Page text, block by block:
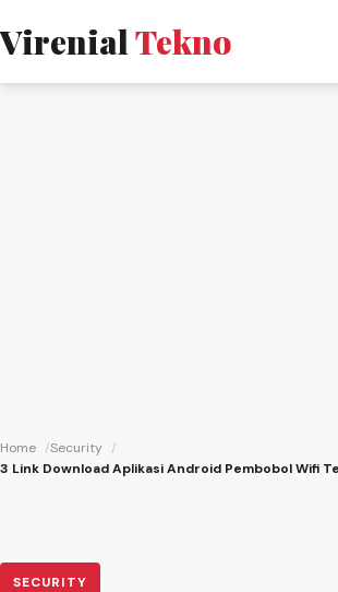
VirenialTekno
Home
Security
3 Link Download Aplikasi Android Pembobol Wifi
SECURITY